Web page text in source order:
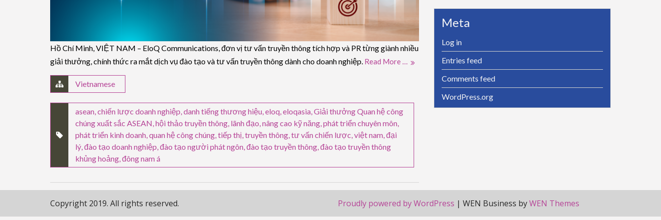
Hồ Chí Minh, VIỆT NAM – EloQ Communications, đơn vị tư vấn truyền thông tích hợp và PR từng giành nhiều
giải thưởng, chính thức ra mắt dịch vụ đào tạo và tư vấn truyền thông dành cho doanh nghiệp. Read More …
Vietnamese
asean,chiến lược doanh nghiệp,danh tiếng thương hiệu,eloq,eloqasia,Giải thưởng Quan hệ công
chúng xuất sắc ASEAN,hội thảo truyền thông, lãnh đạo,nâng cao kỹ năng,phát triển chuyên môn,
phát triển kinh doanh,quan hệ công chúng,tiếp thị,truyền thông,tư vấn chiến lược,việt nam,đại
lý,đào tạo doanh nghiệp,đào tạo người phát ngôn,đào tạo truyền thông,đào tạo truyền thông
khủng hoảng,đông nam á
Meta
Log in
Entries feed
Comments feed
WordPress.org
Copyright 2019. All rights reserved. Proudly powered by WordPress | WEN Business byWEN Themes